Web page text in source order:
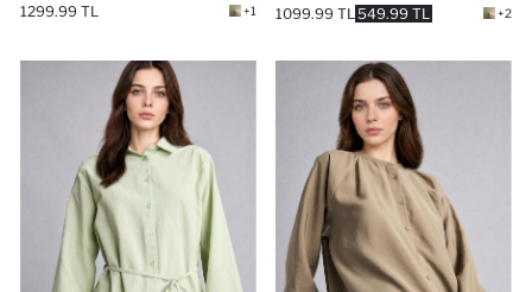
1299.99 TL +1 549.99 TL
1099.99 TL +2